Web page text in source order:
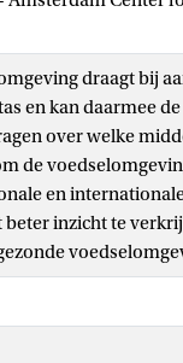
draagt bij
en kan daarmee
over welke
de
en
inzicht te